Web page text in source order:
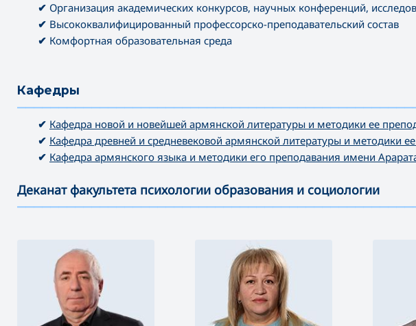
✔ Организация академических конкурсов, научных конференций,
✔ Высококвалифицированный профессорско-преподавательский состав
✔ Комфортная образовательная среда
Кафедры
✔ Кафедра новой и новейшей армянской литературы и методики ее
✔ Кафедра древней и средневековой армянской литературы и методики
✔ Кафедра армянского языка и методики его преподавания имени
Деканат факультета психологии образования и социологии